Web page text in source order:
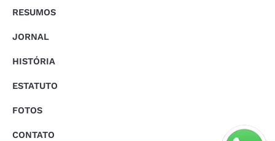
RESUMOS
JORNAL
HISTÓRIA
ESTATUTO
FOTOS
CONTATO